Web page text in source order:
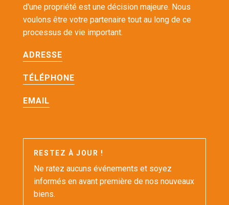
d'une propriété est une décision majeure. Nous
voulons être votre partenaire tout au long de ce
processus de vie important.
ADRESSE
TÉLÉPHONE
EMAIL
RESTEZ À JOUR !
Ne ratez aucuns événements et soyez
informés en avant première de nos nouveaux
biens.